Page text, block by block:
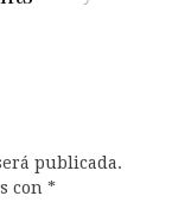
publicada.
con *